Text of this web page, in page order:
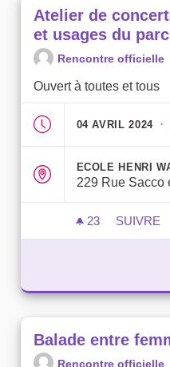
Atelier de
et usages du parc
Rencontre officielle
Ouvert à toutes et tous
04 AVRIL 2024
ECOLE HENRI
229 Rue Sacco
23 23
SUIVRE
Balade entre
Rencontre officielle